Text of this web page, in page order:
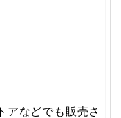
アなどでも販売さ